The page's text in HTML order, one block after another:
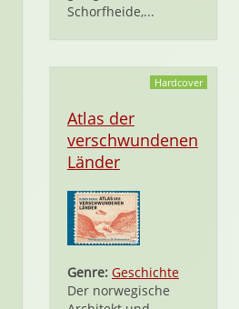
Schorfheide,...
Hardcover
Atlas der
verschwundenen
Länder
Genre: Geschichte
Der norwegische